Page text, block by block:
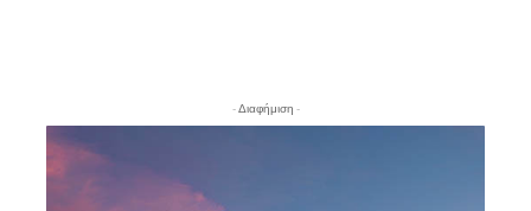
- Διαφήμιση -